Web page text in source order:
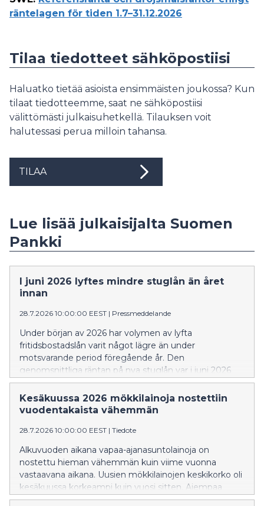
räntelagen för tiden 1.7–31.12.2026
Tilaa tiedotteet sähköpostiisi
Haluatko tietää asioista ensimmäisten joukossa? Kun
tilaat tiedotteemme, saat ne sähköpostiisi
välittömästi julkaisuhetkellä. Tilauksen voit
halutessasi perua milloin tahansa.
TILAA
Lue lisää julkaisijalta Suomen
Pankki
I juni 2026 lyftes mindre stuglån än året
innan
28.7.2026 10:00:00 EEST | Pressmeddelande
Under början av 2026 har volymen av lyfta
fritidsbostadslån varit något lägre än under
motsvarande period föregående år. Den
genomsnittliga räntan på nya stuglån var i juni 2026
högre än för ett år sedan. En större andel av de nya
stuglånen än tidigare var bundna till tre eller sex
månaders Euribor.
Kesäkuussa 2026 mökkilainoja nostettiin
vuodentakaista vähemmän
28.7.2026 10:00:00 EEST | Tiedote
Alkuvuoden aikana vapaa-ajanasuntolainoja on
nostettu hieman vähemmän kuin viime vuonna
vastaavana aikana. Uusien mökkilainojen keskikorko oli
kesäkuussa korkeampi kuin vuosi sitten. Aiempaa
suurempi osa uusista mökkilainoista sidottiin 3 tai 6